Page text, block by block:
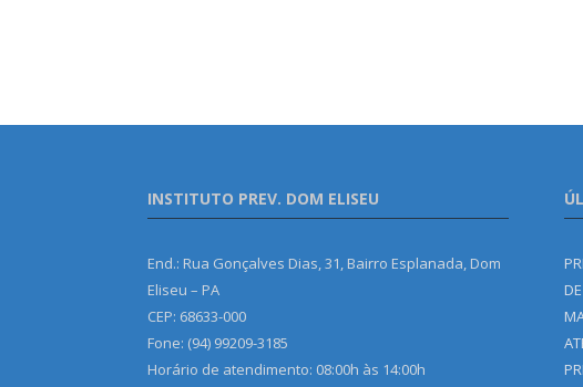
INSTITUTO PREV. DOM ELISEU
End.: Rua Gonçalves Dias, 31, Bairro Esplanada, Dom
Eliseu – PA
CEP: 68633-000
Fone: (94) 99209-3185
Horário de atendimento: 08:00h às 14:00h